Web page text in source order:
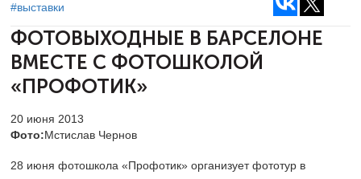
#выставки
ФОТОВЫХОДНЫЕ В БАРСЕЛОНЕ
ВМЕСТЕ С ФОТОШКОЛОЙ
«ПРОФОТИК»
20 июня 2013
Фото:Мстислав Чернов
28 июня фотошкола «Профотик» организует фототур в